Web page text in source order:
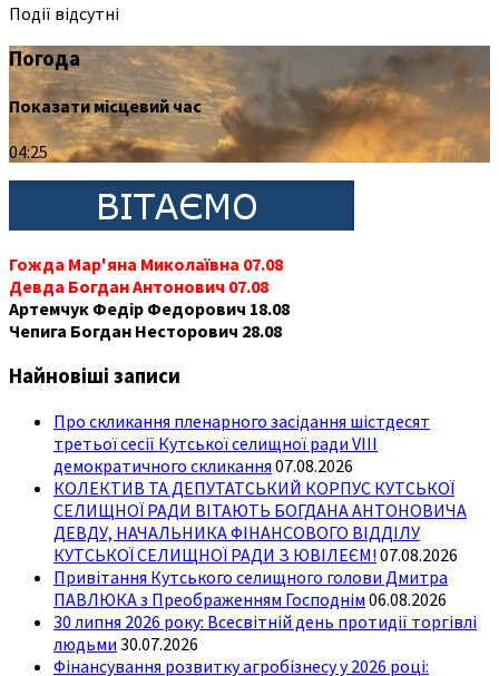
Події відсутні
Погода
Показати місцевий час
04:25
Гожда Мар'яна Миколаївна 07.08
Девда Богдан Антонович 07.08
Артемчук Федір Федорович 18.08
Чепига Богдан Несторович 28.08
Найновіші записи
Про скликання пленарного засідання шістдесят
третьої сесії Кутської селищної ради VIII
демократичного скликання 07.08.2026
КОЛЕКТИВ ТА ДЕПУТАТСЬКИЙ КОРПУС КУТСЬКОЇ
СЕЛИЩНОЇ РАДИ ВІТАЮТЬ БОГДАНА АНТОНОВИЧА
ДЕВДУ, НАЧАЛЬНИКА ФІНАНСОВОГО ВІДДІЛУ
КУТСЬКОЇ СЕЛИЩНОЇ РАДИ З ЮВІЛЕЄМ! 07.08.2026
Привітання Кутського селищного голови Дмитра
ПАВЛЮКА з Преображенням Господнім 06.08.2026
30 липня 2026 року: Всесвітній день протидії торгівлі
людьми 30.07.2026
Фінансування розвитку агробізнесу у 2026 році: